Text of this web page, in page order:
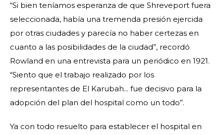
“Si bien teníamos esperanza de que Shreveport fuera
seleccionada, había una tremenda presión ejercida
por otras ciudades y parecía no haber certezas en
cuanto a las posibilidades de la ciudad”, recordó
Rowland en una entrevista para un periódico en 1921.
“Siento que el trabajo realizado por los
representantes de El Karubah... fue decisivo para la
adopción del plan del hospital como un todo”.
Ya con todo resuelto para establecer el hospital en